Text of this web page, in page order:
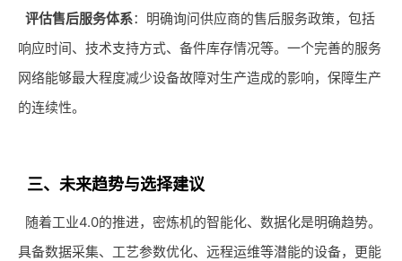
评估售后服务体系：明确询问供应商的售后服务政策，包括
响应时间、技术支持方式、备件库存情况等。一个完善的服务
网络能够最大程度减少设备故障对生产造成的影响，保障生产
的连续性。
三、未来趋势与选择建议
随着工业4.0的推进，密炼机的智能化、数据化是明确趋势。
具备数据采集、工艺参数优化、远程运维等潜能的设备，更能